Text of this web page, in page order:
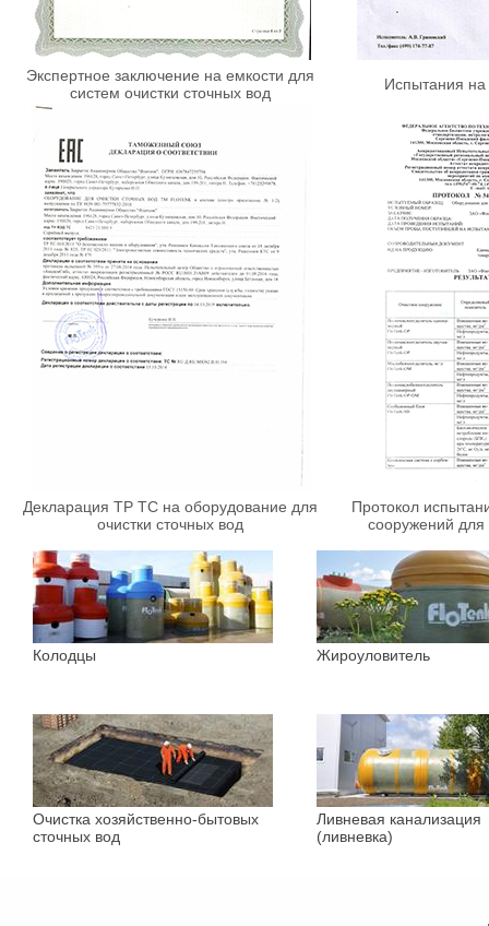
Экспертное заключение на емкости для
систем очистки сточных вод
Испытания на
Декларация ТР ТС на оборудование для
очистки сточных вод
Протокол
сооружений для
Колодцы Жироуловитель
Очистка хозяйственно-бытовых
сточных вод
Ливневая канализация
(ливневка)